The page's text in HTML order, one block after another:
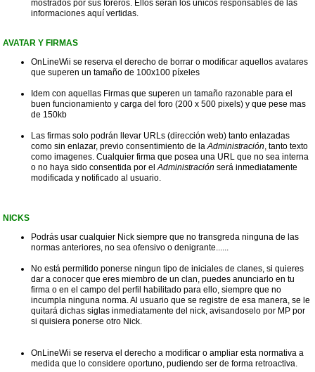
mostrados por sus foreros. Ellos serán los únicos responsables de las
informaciones aquí vertidas.
AVATAR Y FIRMAS
OnLineWii se reserva el derecho de borrar o modificar aquellos avatares
que superen un tamaño de 100x100 píxeles
Idem con aquellas Firmas que superen un tamaño razonable para el
buen funcionamiento y carga del foro (200 x 500 pixels) y que pese mas
de 150kb
Las firmas solo podrán llevar URLs (dirección web) tanto enlazadas
como sin enlazar, previo consentimiento de laAdministración, tanto texto
como imagenes. Cualquier firma que posea una URL que no sea interna
o no haya sido consentida por elAdministración será inmediatamente
modificada y notificado al usuario.
NICKS
Podrás usar cualquier Nick siempre que no transgreda ninguna de las
normas anteriores, no sea ofensivo o denigrante......
No está permitido ponerse ningun tipo de iniciales de clanes, si quieres
dar a conocer que eres miembro de un clan, puedes anunciarlo en tu
firma o en el campo del perfil habilitado para ello, siempre que no
incumpla ninguna norma. Al usuario que se registre de esa manera, se le
quitará dichas siglas inmediatamente del nick, avisandoselo por MP por
si quisiera ponerse otro Nick.
OnLineWii se reserva el derecho a modificar o ampliar esta normativa a
medida que lo considere oportuno, pudiendo ser de forma retroactiva.